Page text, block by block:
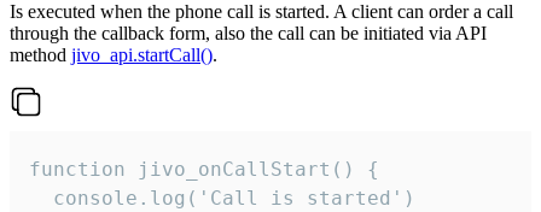
Is executed when the phone call is started. A client can order a call
through the callback form, also the call can be initiated via API
method jivo_api.startCall().
function jivo_onCallStart() {
  console.log('Call is started')